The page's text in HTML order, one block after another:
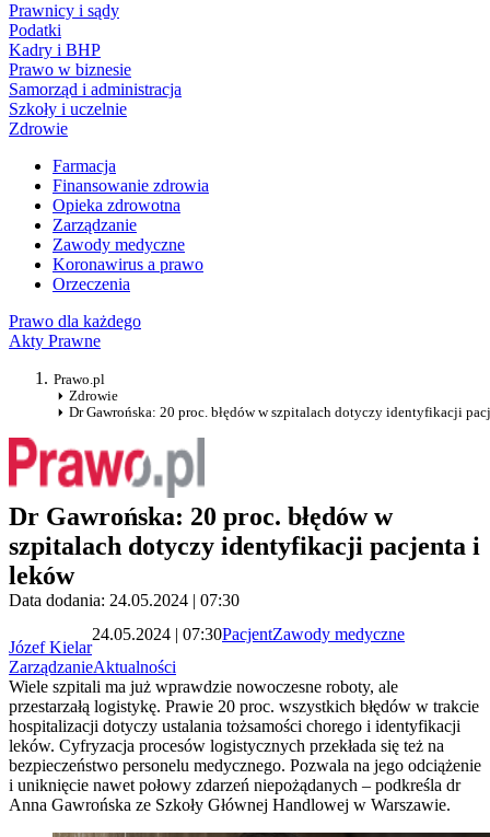
Prawnicy i sądy
Podatki
Kadry i BHP
Prawo w biznesie
Samorząd i administracja
Szkoły i uczelnie
Zdrowie
Farmacja
Finansowanie zdrowia
Opieka zdrowotna
Zarządzanie
Zawody medyczne
Koronawirus a prawo
Orzeczenia
Prawo dla każdego
Akty Prawne
Prawo.pl
Zdrowie
Dr Gawrońska: 20 proc. błędów w szpitalach dotyczy identyfikacji
Dr Gawrońska: 20 proc. błędów w
szpitalach dotyczy identyfikacji pacjenta i
leków
Data dodania: 24.05.2024 | 07:30
Józef Kielar
24.05.2024 | 07:30PacjentZawody medyczne
ZarządzanieAktualności
Wiele szpitali ma już wprawdzie nowoczesne roboty, ale
przestarzałą logistykę. Prawie 20 proc. wszystkich błędów w trakcie
hospitalizacji dotyczy ustalania tożsamości chorego i identyfikacji
leków. Cyfryzacja procesów logistycznych przekłada się też na
bezpieczeństwo personelu medycznego. Pozwala na jego odciążenie
i uniknięcie nawet połowy zdarzeń niepożądanych – podkreśla dr
Anna Gawrońska ze Szkoły Głównej Handlowej w Warszawie.